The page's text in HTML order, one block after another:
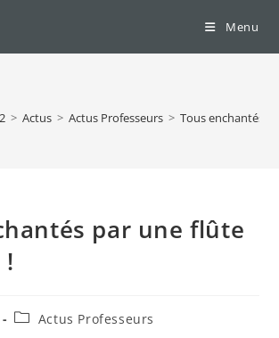
d’outils
Menu
2 > Actus > Actus Professeurs > Tous enchantés
par une flûte
Actus Professeurs